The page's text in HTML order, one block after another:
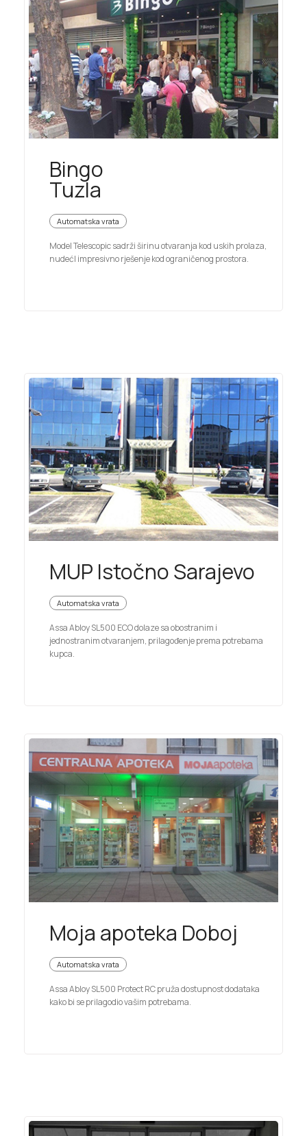
Bingo
Tuzla
Automatska vrata
Model Telescopic sadrži širinu otvaranja kod uskih prolaza,
nudećI impresivno rješenje kod ograničenog prostora.
MUP Istočno Sarajevo
Automatska vrata
Assa Abloy SL500 ECO dolaze sa obostranim i
jednostranim otvaranjem, prilagođenje prema potrebama
kupca.
Moja apoteka Doboj
Automatska vrata
Assa Abloy SL500 Protect RC pruža dostupnost dodataka
kako bi se prilagodio vašim potrebama.